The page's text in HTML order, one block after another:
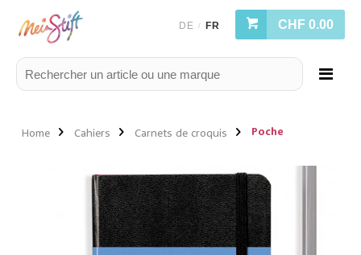
DE / FR CHF 0.00
Home Cahiers Carnets de croquis Poche